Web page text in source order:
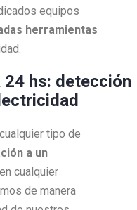
equipos
herramientas
hs: detección
tipo de
a un
cualquier
de manera